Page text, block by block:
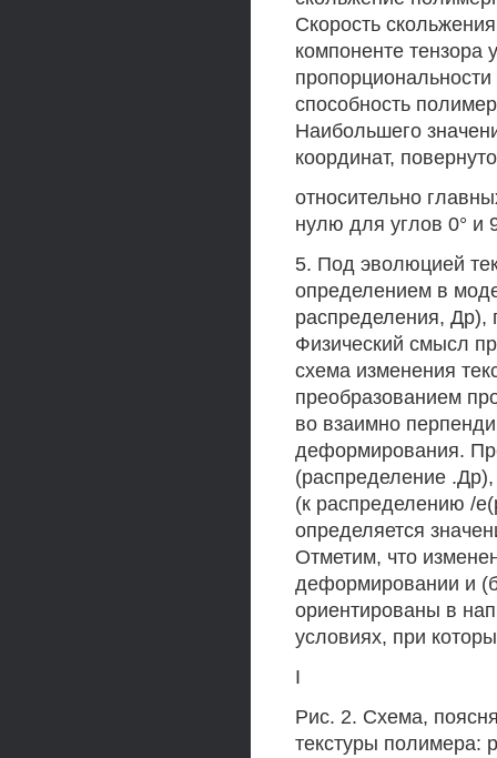
Скорость
компоненте тензора
способность
Наибольшего
координат,
относительно
нулю для углов 0° и
5. Под эволюцией
определением в
распределения, Др),
Физический смысл
схема изменения
преобразованием
во взаимно
деформирования.
(распределение
(к распределению /
определяется
Отметим, что
деформировании и
ориентированы в
условиях, при
I
Рис. 2. Схема,
текстуры полимера: